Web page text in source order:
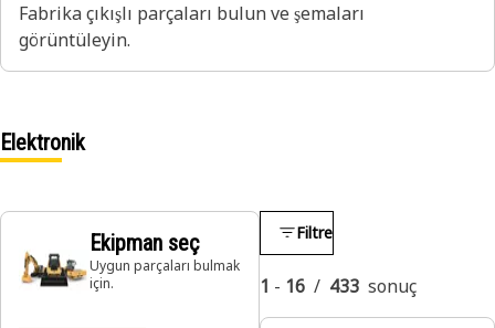
Fabrika çıkışlı parçaları bulun ve şemaları
görüntüleyin.
Elektronik
Ekipman seç
Uygun parçaları bulmak
için.
Filtre
1 - 16 / 433 sonuç